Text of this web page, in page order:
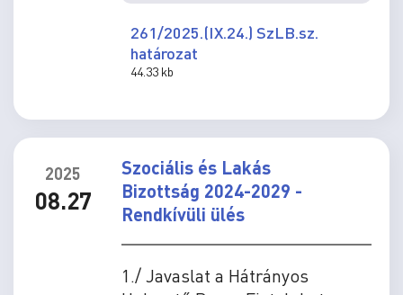
261/2025.(IX.24.) SzLB.sz.
határozat
44.33 kb
2025
08.27
Szociális és Lakás
Bizottság 2024-2029 -
Rendkívüli ülés
1./ Javaslat a Hátrányos